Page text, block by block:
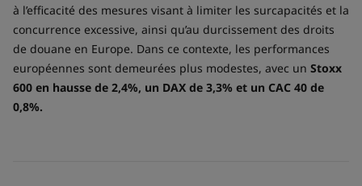
à l’efficacité des mesures visant à limiter les surcapacités et la
concurrence excessive, ainsi qu’au durcissement des droits
de douane en Europe. Dans ce contexte, les performances
européennes sont demeurées plus modestes, avec un Stoxx
600 en hausse de 2,4%, un DAX de 3,3% et un CAC 40 de
0,8%.